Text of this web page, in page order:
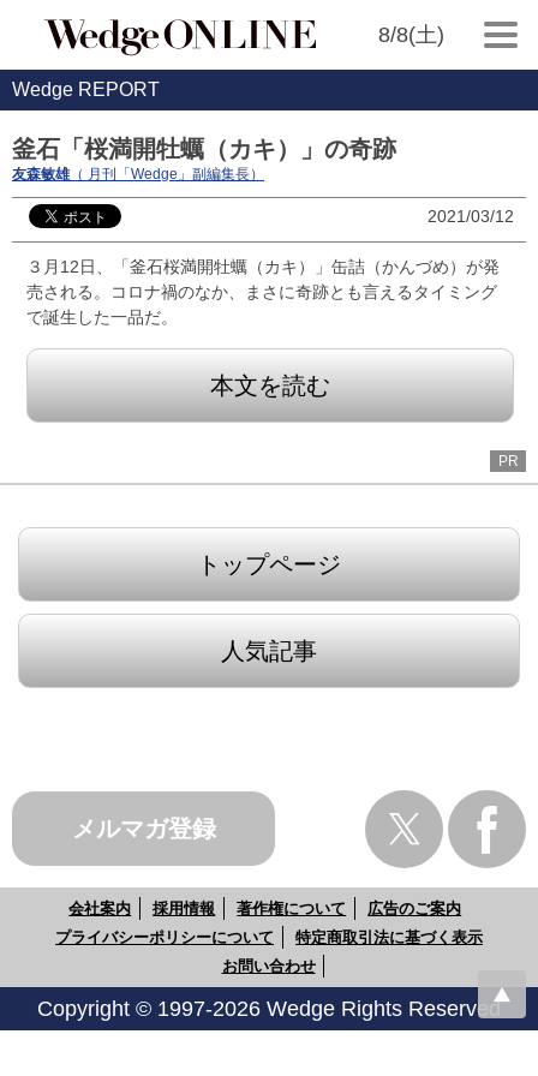
8/8(土)
Wedge REPORT
釜石「桜満開牡蠣（カキ）」の奇跡
友森敏雄（ 月刊「Wedge」副編集長）
2021/03/12
３月12日、「釜石桜満開牡蠣（カキ）」缶詰（かんづめ）が発
売される。コロナ禍のなか、まさに奇跡とも言えるタイミング
で誕生した一品だ。
本文を読む
PR
トップページ
人気記事
メルマガ登録
会社案内 採用情報 著作権について
広告のご案内
プライバシーポリシーについて
特定商取引法に基づく表示
お問い合わせ
Copyright © 1997-2026 Wedge Rights Reserved